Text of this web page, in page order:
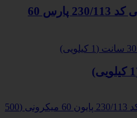
دیس کبابی کوچک آلومینیومی کد 230/113 پارس 60